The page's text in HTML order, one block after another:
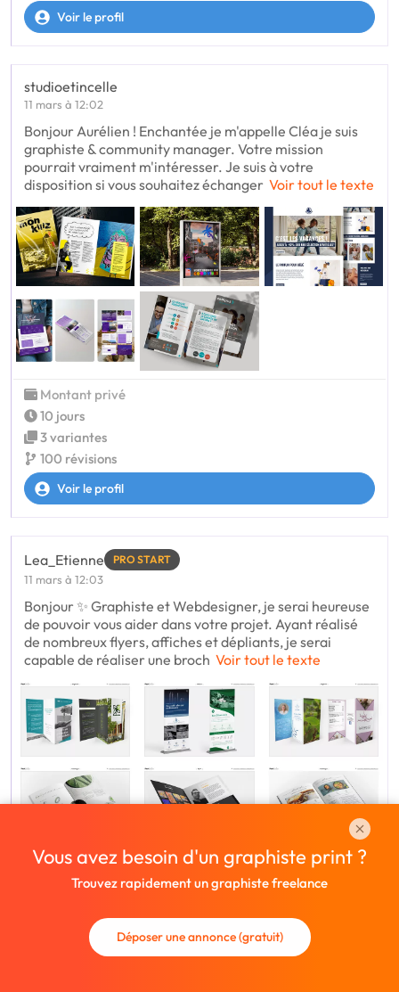
Voir le profil
studioetincelle
11 mars à 12:02
Bonjour Aurélien ! Enchantée je m'appelle Cléa je suis
graphiste & community manager. Votre mission
pourrait vraiment m'intéresser. Je suis à votre
disposition si vous souhaitez échanger Voir tout le texte
Montant privé
10 jours
3 variantes
100 révisions
Voir le profil
Lea_Etienne PRO START
11 mars à 12:03
Bonjour ✨ Graphiste et Webdesigner, je serai heureuse
de pouvoir vous aider dans votre projet. Ayant réalisé
de nombreux flyers, affiches et dépliants, je serai
capable de réaliser une broch Voir tout le texte
Montant privé
5 jours
5 révisions
Vous avez besoin d'un graphiste print ?
Trouvez rapidement un graphiste freelance
Déposer une annonce (gratuit)